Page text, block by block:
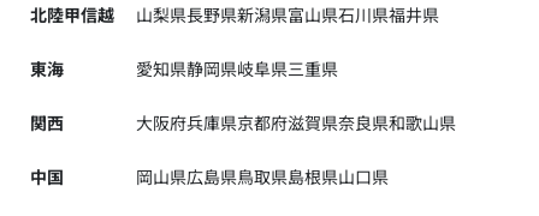
北陸甲信越 山梨県長野県新潟県富山県石川県福井県
東海 愛知県静岡県岐阜県三重県
関西 大阪府兵庫県京都府滋賀県奈良県和歌山県
中国 岡山県広島県鳥取県島根県山口県